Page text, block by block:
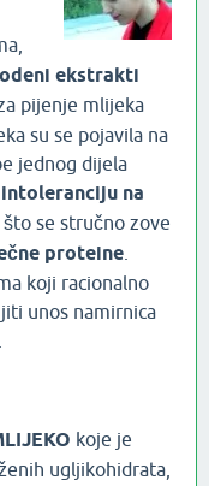
ekstrakti
pijenje mlijeka
su se pojavila na
jednog dijela
intoleranciju na
što se stručno zove
proteine
koji racionalno
unos namirnica
koje je
ugljikohidrata,